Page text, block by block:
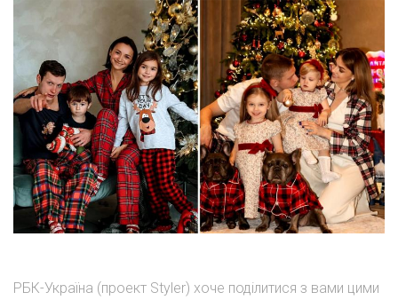
РБК-Україна (проект Styler) хоче поділитися з вами цими